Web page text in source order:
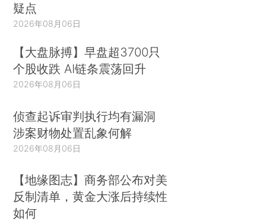
疑点
2026年08月06日
【大盘脉搏】早盘超3700只
个股收跌 AI链条震荡回升
2026年08月06日
侦查起诉审判执行均有漏洞
涉案财物处置乱象何解
2026年08月06日
【地缘图志】商务部公布对美
反制清单，黄金大涨后持续性
如何